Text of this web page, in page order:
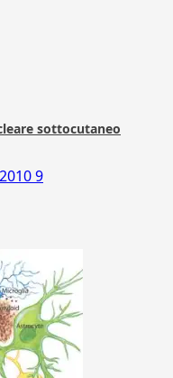
sottocutaneo
9